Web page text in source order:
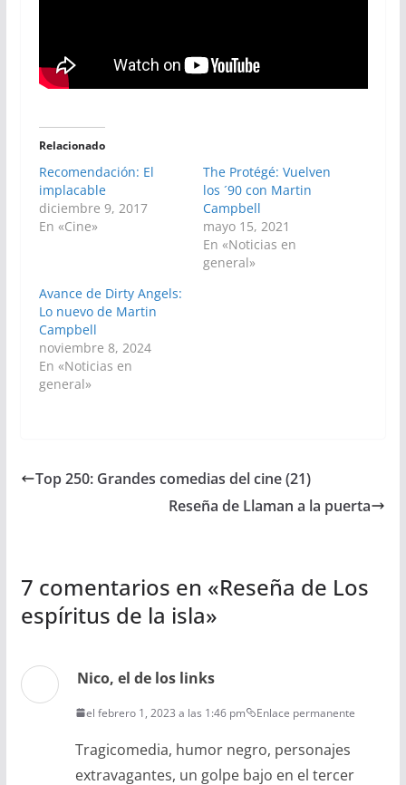
Relacionado
Recomendación: El
implacable
diciembre 9, 2017
En «Cine»
The Protégé: Vuelven
los ´90 con Martin
Campbell
mayo 15, 2021
En «Noticias en
general»
Avance de Dirty Angels:
Lo nuevo de Martin
Campbell
noviembre 8, 2024
En «Noticias en
general»
Top 250: Grandes comedias del cine (21)
Reseña de Llaman a la puerta
7 comentarios en «Reseña de Los
espíritus de la isla»
Nico, el de los links
el febrero 1, 2023 a las 1:46 pm Enlace permanente
Tragicomedia, humor negro, personajes
extravagantes, un golpe bajo en el tercer